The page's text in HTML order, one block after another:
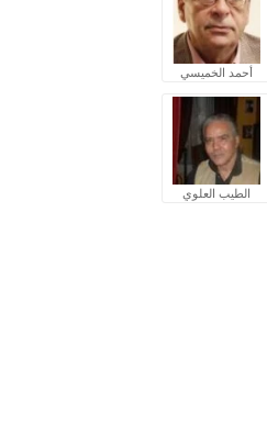
أحمد الخميسي
الطيب العلوي